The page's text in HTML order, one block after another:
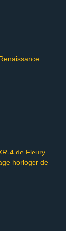
4 de Fleury
horloger de